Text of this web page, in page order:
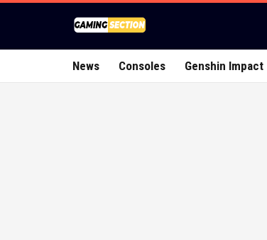
News Consoles Genshin Impact